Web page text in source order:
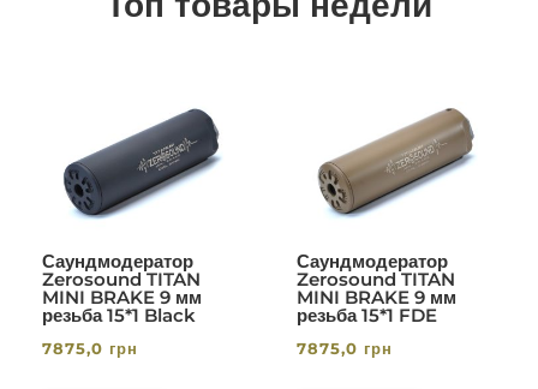
Саундмодератор
Zerosound TITAN
MINI BRAKE 9 мм
резьба 15*1 Black
7875,0 грн
Саундмодератор
Zerosound TITAN
MINI BRAKE 9 мм
резьба 15*1 FDE
7875,0 грн